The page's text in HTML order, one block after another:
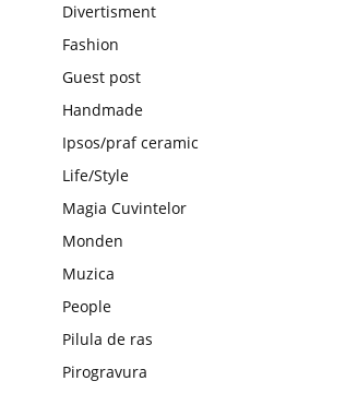
Divertisment
Fashion
Guest post
Handmade
Ipsos/praf ceramic
Life/Style
Magia Cuvintelor
Monden
Muzica
People
Pilula de ras
Pirogravura